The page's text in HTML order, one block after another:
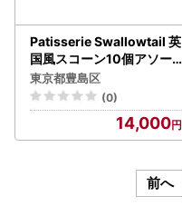
Patisserie Swallowtail 英
国風スコーン10個アソー
ト お菓子 洋菓子 セット ア
ソート 英国風 発酵バター
生クリーム 豊島区 東京都
東京都豊島区
(0)
14,000
前へ